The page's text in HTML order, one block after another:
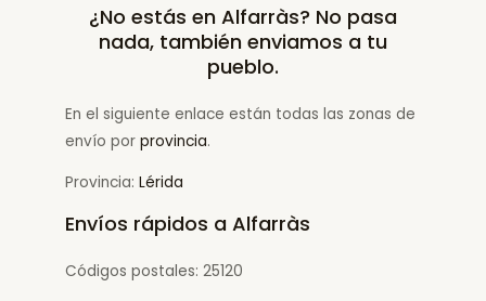
¿No estás en Alfarràs? No pasa
nada, también enviamos a tu
pueblo.
En el siguiente enlace están todas las zonas de
envío por provincia.
Provincia: Lérida
Envíos rápidos a Alfarràs
Códigos postales: 25120